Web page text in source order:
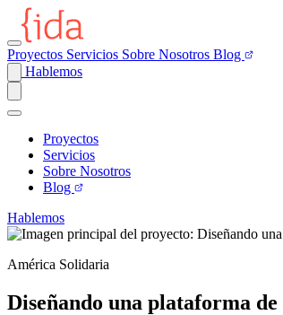
Proyectos Servicios Sobre Nosotros Blog
Hablemos
Proyectos
Servicios
Sobre Nosotros
Blog
Hablemos
América Solidaria
Diseñando una plataforma